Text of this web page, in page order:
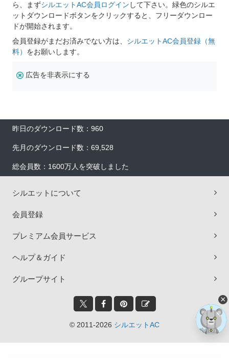
ら、まずシルエットAC会員ログイン して下さい。緑色のシルエ
ットダウンロードボタンをクリックすると、フリーダウンロー
ドが開始されます。
会員登録がまだお済みでない方は、 シルエットAC会員登録（無
料） をお願いします。
広告を非表示にする
昨日のダウンロード数：960
先月のダウンロード数：69,528
総会員数：1600万人を突破しました
シルエットについて
会員登録
プレミアム会員サービス
ヘルプ＆ガイド
グループサイト
© 2011-2026 シルエットAC
×